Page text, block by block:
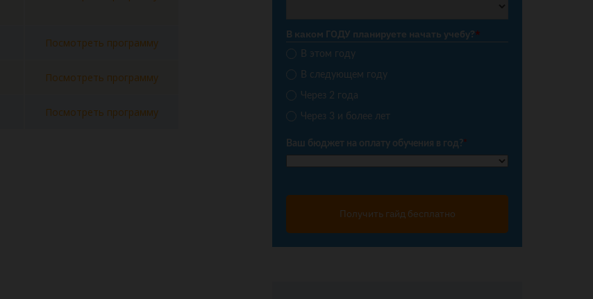
Посмотреть программу
Посмотреть программу
Посмотреть программу
В каком ГОДУ планируете начать учебу?*
В этом году
В следующем году
Через 2 года
Через 3 и более лет
Ваш бюджет на оплату обучения в год?*
Получить гайд бесплатно